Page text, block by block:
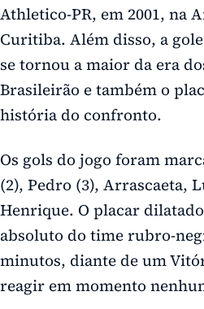
Athletico-PR, em 2001, na
Curitiba. Além disso, a
se tornou a maior da era
Brasileirão e também o
história do confronto.
Os gols do jogo foram
(2), Pedro (3), Arrascaeta,
Henrique. O placar
absoluto do time rubro-
minutos, diante de um
reagir em momento